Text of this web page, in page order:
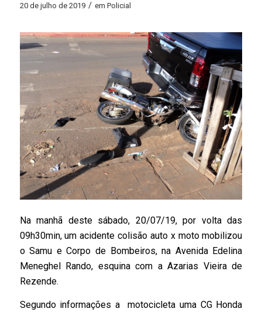
20 de julho de 2019 / em Policial
Na manhã deste sábado, 20/07/19, por volta das
09h30min, um acidente colisão auto x moto mobilizou
o Samu e Corpo de Bombeiros, na Avenida Edelina
Meneghel Rando, esquina com a Azarias Vieira de
Rezende.
Segundo informações a motocicleta uma CG Honda